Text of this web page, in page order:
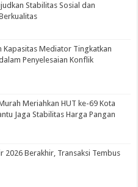
Stabilitas Sosial dan
Kapasitas Mediator Tingkatkan
Penyelesaian Konflik
Meriahkan HUT ke-69 Kota
Jaga Stabilitas Harga Pangan
2026 Berakhir, Transaksi Tembus